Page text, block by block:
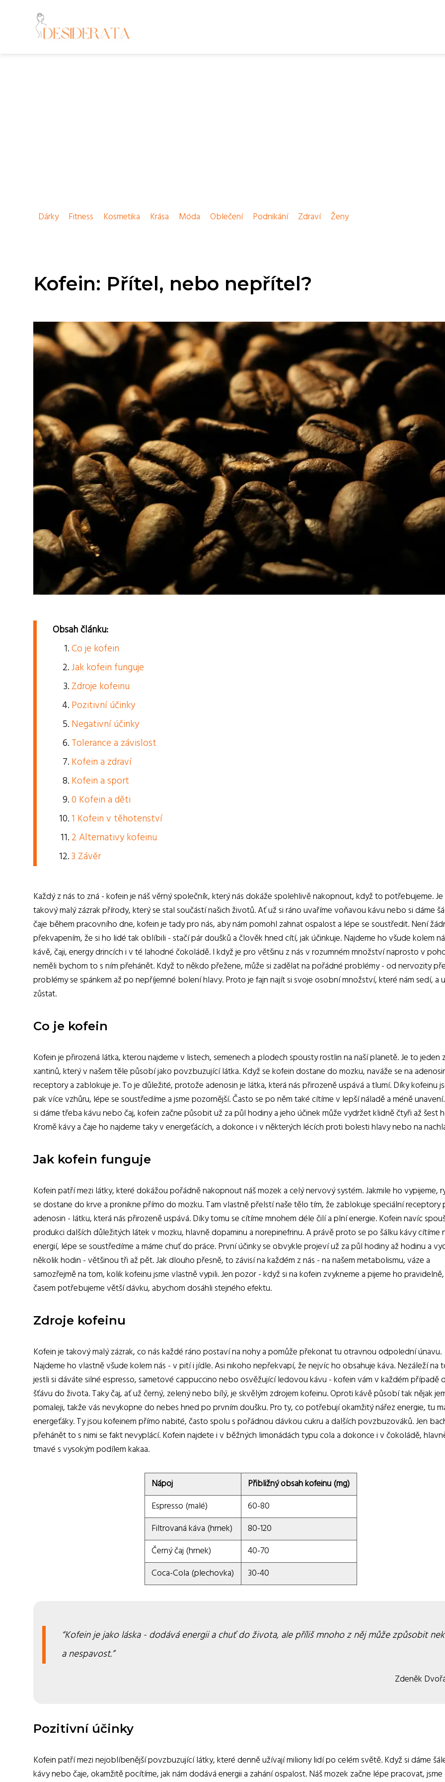
Dárky Fitness Kosmetika Krása Móda Oblečení Podnikání Zdraví Ženy
Kofein: Přítel, nebo nepřítel?
Obsah článku:
Co je kofein
Jak kofein funguje
Zdroje kofeinu
Pozitivní účinky
Negativní účinky
Tolerance a závislost
Kofein a zdraví
Kofein a sport
0 Kofein a děti
1 Kofein v těhotenství
2 Alternativy kofeinu
3 Závěr
Každý z nás to zná - kofein je náš věrný společník, který nás dokáže spolehlivě nakopnout, když to potřebujeme.
takový malý zázrak přírody, který se stal součástí našich životů. Ať už si ráno uvaříme voňavou kávu nebo si dáme
čaje během pracovního dne, kofein je tady pro nás, aby nám pomohl zahnat ospalost a lépe se soustředit. Není
překvapením, že si ho lidé tak oblíbili - stačí pár doušků a člověk hned cítí, jak účinkuje. Najdeme ho všude kolem
kávě, čaji, energy drincích i v té lahodné čokoládě. I když je pro většinu z nás v rozumném množství naprosto v
neměli bychom to s ním přehánět. Když to někdo přežene, může si zadělat na pořádné problémy - od nervozity
problémy se spánkem až po nepříjemné bolení hlavy. Proto je fajn najít si svoje osobní množství, které nám sedí, a
zůstat.
Co je kofein
Kofein je přirozená látka, kterou najdeme v listech, semenech a plodech spousty rostlin na naší planetě. Je to jeden z
xantinů, který v našem těle působí jako povzbuzující látka. Když se kofein dostane do mozku, naváže se na
receptory a zablokuje je. To je důležité, protože adenosin je látka, která nás přirozeně uspává a tlumí. Díky kofeinu
pak více vzhůru, lépe se soustředíme a jsme pozornější. Často se po něm také cítíme v lepší náladě a méně
si dáme třeba kávu nebo čaj, kofein začne působit už za půl hodiny a jeho účinek může vydržet klidně čtyři až šest
Kromě kávy a čaje ho najdeme taky v energeťácích, a dokonce i v některých lécích proti bolesti hlavy nebo na
Jak kofein funguje
Kofein patří mezi látky, které dokážou pořádně nakopnout náš mozek a celý nervový systém. Jakmile ho vypijeme,
se dostane do krve a pronikne přímo do mozku. Tam vlastně přelstí naše tělo tím, že zablokuje speciální receptory
adenosin - látku, která nás přirozeně uspává. Díky tomu se cítíme mnohem déle čilí a plní energie. Kofein navíc
produkci dalších důležitých látek v mozku, hlavně dopaminu a norepinefrinu. A právě proto se po šálku kávy cítíme
energií, lépe se soustředíme a máme chuť do práce. První účinky se obvykle projeví už za půl hodiny až hodinu a
několik hodin - většinou tři až pět. Jak dlouho přesně, to závisí na každém z nás - na našem metabolismu, váze a
samozřejmě na tom, kolik kofeinu jsme vlastně vypili. Jen pozor - když si na kofein zvykneme a pijeme ho pravidelně,
časem potřebujeme větší dávku, abychom dosáhli stejného efektu.
Zdroje kofeinu
Kofein je takový malý zázrak, co nás každé ráno postaví na nohy a pomůže překonat tu otravnou odpolední únavu.
Najdeme ho vlastně všude kolem nás - v pití i jídle. Asi nikoho nepřekvapí, že nejvíc ho obsahuje káva. Nezáleží na
jestli si dáváte silné espresso, sametové cappuccino nebo osvěžující ledovou kávu - kofein vám v každém případě
šťávu do života. Taky čaj, ať už černý, zelený nebo bílý, je skvělým zdrojem kofeinu. Oproti kávě působí tak nějak
pomaleji, takže vás nevykopne do nebes hned po prvním doušku. Pro ty, co potřebují okamžitý nářez energie, tu
energeťáky. Ty jsou kofeinem přímo nabité, často spolu s pořádnou dávkou cukru a dalších povzbuzováků. Jen
přehánět to s nimi se fakt nevyplácí. Kofein najdete i v běžných limonádách typu cola a dokonce i v čokoládě,
tmavé s vysokým podílem kakaa.
Nápoj
Přibližný obsah kofeinu (mg)
Espresso (malé)
60-80
Filtrovaná káva (hrnek)
80-120
Černý čaj (hrnek)
40-70
Coca-Cola (plechovka)
30-40
Kofein je jako láska - dodává energii a chuť do života, ale příliš mnoho z něj může způsobit
a nespavost.
Zdeněk
Pozitivní účinky
Kofein patří mezi nejoblíbenější povzbuzující látky, které denně užívají miliony lidí po celém světě. Když si dáme
kávy nebo čaje, okamžitě pocítíme, jak nám dodává energii a zahání ospalost. Náš mozek začne lépe pracovat, jsme